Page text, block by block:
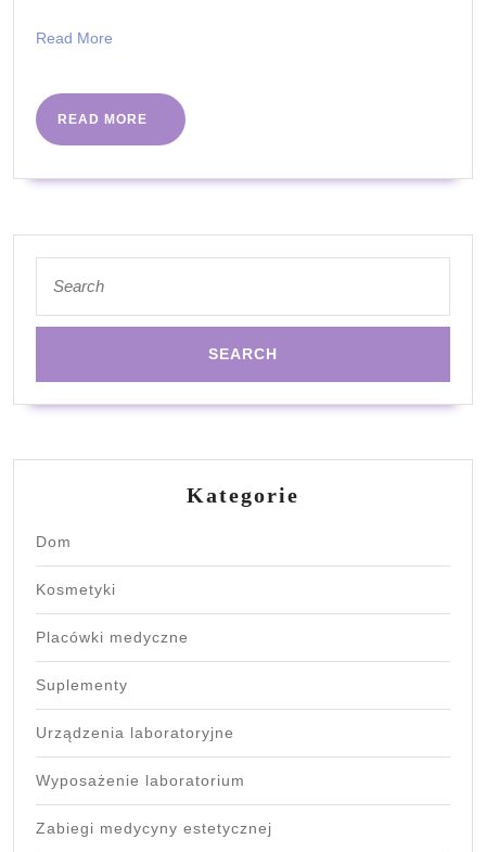
Read More
READ MORE
READ
MORE
for:
Kategorie
Dom
Kosmetyki
Placówki medyczne
Suplementy
Urządzenia laboratoryjne
Wyposażenie laboratorium
Zabiegi medycyny estetycznej